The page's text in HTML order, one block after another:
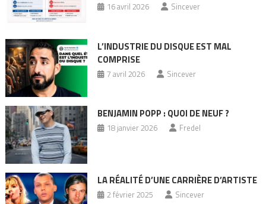
16 avril 2026 Sincever
L’INDUSTRIE DU DISQUE EST MAL
COMPRISE
7 avril 2026 Sincever
BENJAMIN POPP : QUOI DE NEUF ?
18 janvier 2026 Fredel
LA RÉALITÉ D’UNE CARRIÈRE D’ARTISTE
2 février 2025 Sincever